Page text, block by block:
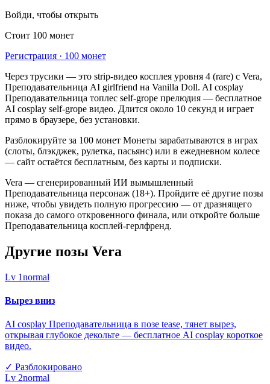
Войди, чтобы открыть
Стоит 100 монет
Регистрация · 100 монет
Через трусики — это strip-видео косплея уровня 4 (rare) с Vera,
Преподавательница AI girlfriend на Vanilla Doll. AI cosplay
Преподавательница топлес self-grope прелюдия — бесплатное
AI cosplay self-grope видео. Длится около 10 секунд и играет
прямо в браузере, без установки.
Разблокируйте за 100 монет Монеты зарабатываются в играх
(слоты, блэкджек, рулетка, пасьянс) или в ежедневном колесе
— сайт остаётся бесплатным, без карты и подписки.
Vera — сгенерированный ИИ вымышленный
Преподавательница персонаж (18+). Пройдите её другие позы
ниже, чтобы увидеть полную прогрессию — от дразнящего
показа до самого откровенного финала, или откройте больше
Преподавательница косплей-герлфренд.
Другие позы Vera
Lv 1normal
Вырез вниз
AI cosplay Преподавательница в позе tease, тянет вырез,
открывая глубокое декольте — бесплатное AI cosplay короткое
видео.
✓ Разблокировано
Lv 2normal